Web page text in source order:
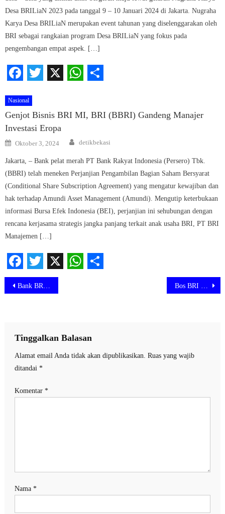
Desa BRILiaN 2023 pada tanggal 9 – 10 Januari 2024 di Jakarta. Nugraha
Karya Desa BRILiaN merupakan event tahunan yang diselenggarakan oleh
BRI sebagai rangkaian program Desa BRILiaN yang fokus pada
pengembangan empat aspek. […]
Nasional
Genjot Bisnis BRI MI, BRI (BBRI) Gandeng Manajer
Investasi Eropa
Posted
on
Oktober 3, 2024 Author
detikbekasi
Jakarta, – Bank pelat merah PT Bank Rakyat Indonesia (Persero) Tbk.
(BBRI) telah meneken Perjanjian Pengambilan Bagian Saham Bersyarat
(Conditional Share Subscription Agreement) yang mengatur kewajiban dan
hak terhadap Amundi Asset Management (Amundi). Mengutip keterbukaan
informasi Bursa Efek Indonesia (BEI), perjanjian ini sehubungan dengan
rencana kerjasama strategis jangka panjang terkait anak usaha BRI, PT BRI
Manajemen […]
Facebook
Twitter
X
Navigasi
pos
Bank BRI bantu masyarakat dengan Tingkatkan ekonomi lewat zakat Bos BRI Nilai UMKM Bisa Bantu Peningkatan Tax Ratio
Tinggalkan Balasan
Alamat email Anda tidak akan dipublikasikan. Ruas yang wajib
ditandai *
Komentar *
Nama *